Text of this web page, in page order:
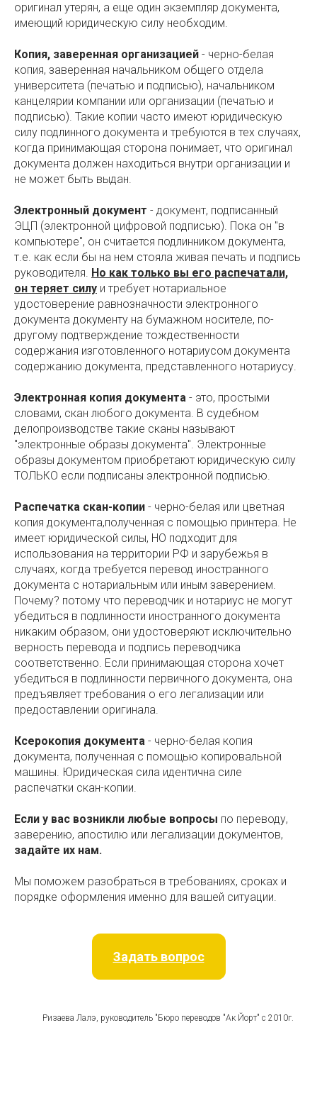
оригинал утерян, а еще один экземпляр документа,
имеющий юридическую силу необходим.
Копия, заверенная организацией - черно-белая
копия, заверенная начальником общего отдела
университета (печатью и подписью), начальником
канцелярии компании или организации (печатью и
подписью). Такие копии часто имеют юридическую
силу подлинного документа и требуются в тех случаях,
когда принимающая сторона понимает, что оригинал
документа должен находиться внутри организации и
не может быть выдан.
Электронный документ - документ, подписанный
ЭЦП (электронной цифровой подписью). Пока он "в
компьютере", он считается подлинником документа,
т.е. как если бы на нем стояла живая печать и подпись
руководителя. Но как только вы его распечатали,
он теряет силу и требует нотариальное
удостоверение равнозначности электронного
документа документу на бумажном носителе, по-
другому подтверждение тождественности
содержания изготовленного нотариусом документа
содержанию документа, представленного нотариусу.
Электронная копия документа - это, простыми
словами, скан любого документа. В судебном
делопроизводстве такие сканы называют
"электронные образы документа". Электронные
образы документом приобретают юридическую силу
ТОЛЬКО если подписаны электронной подписью.
Распечатка скан-копии - черно-белая или цветная
копия документа,полученная с помощью принтера. Не
имеет юридической силы, НО подходит для
использования на территории РФ и зарубежья в
случаях, когда требуется перевод иностранного
документа с нотариальным или иным заверением.
Почему? потому что переводчик и нотариус не могут
убедиться в подлинности иностранного документа
никаким образом, они удостоверяют исключительно
верность перевода и подпись переводчика
соответственно. Если принимающая сторона хочет
убедиться в подлинности первичного документа, она
предъявляет требования о его легализации или
предоставлении оригинала.
Ксерокопия документа - черно-белая копия
документа, полученная с помощью копировальной
машины. Юридическая сила идентична силе
распечатки скан-копии.
Если у вас возникли любые вопросы по переводу,
заверению, апостилю или легализации документов,
задайте их нам.
Мы поможем разобраться в требованиях, сроках и
порядке оформления именно для вашей ситуации.
Задать вопрос
Ризаева Лалэ, руководитель "Бюро переводов "Ак Йорт" с 2010г.